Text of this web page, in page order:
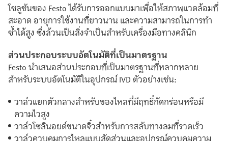
โซลูชันของ Festo ได้รับการออกแบบมาเพื่อให้สภาพแวดล้อมที่
สะอาด อายุการใช้งานที่ยาวนาน และความสามารถในการทำ
ซ้ำได้สูง ซึ่งล้วนเป็นสิ่งจำเป็นสำหรับเครื่องมือทางคลินิก
ส่วนประกอบระบบอัตโนมัติที่เป็นมาตรฐาน
Festo นำเสนอส่วนประกอบที่เป็นมาตรฐานที่หลากหลาย
สำหรับระบบอัตโนมัติในอุปกรณ์ IVD ตัวอย่างเช่น:
วาล์วแยกตัวกลางสำหรับของไหลที่มีฤทธิ์กัดกร่อนหรือมี
ความไวสูง
วาล์วโซลินอยด์ขนาดจิ๋วสำหรับการสลับทางลมที่รวดเร็ว
วาล์วควบคุมการไหลแบบสัดส่วนและอุปกรณ์ควบคุมความ